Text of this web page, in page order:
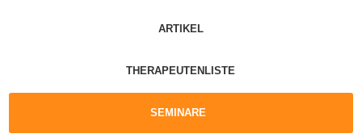
ARTIKEL
THERAPEUTENLISTE
SEMINARE